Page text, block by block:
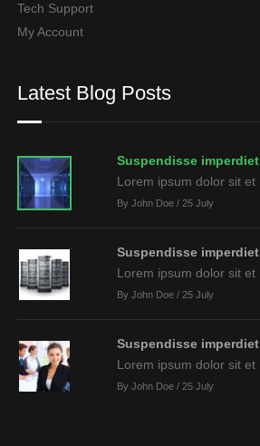
Tech Support
My Account
Latest Blog Posts
Suspendisse imperdiet
Lorem ipsum dolor sit et
By John Doe / 25 July
Suspendisse imperdiet
Lorem ipsum dolor sit et
By John Doe / 25 July
Suspendisse imperdiet
Lorem ipsum dolor sit et
By John Doe / 25 July